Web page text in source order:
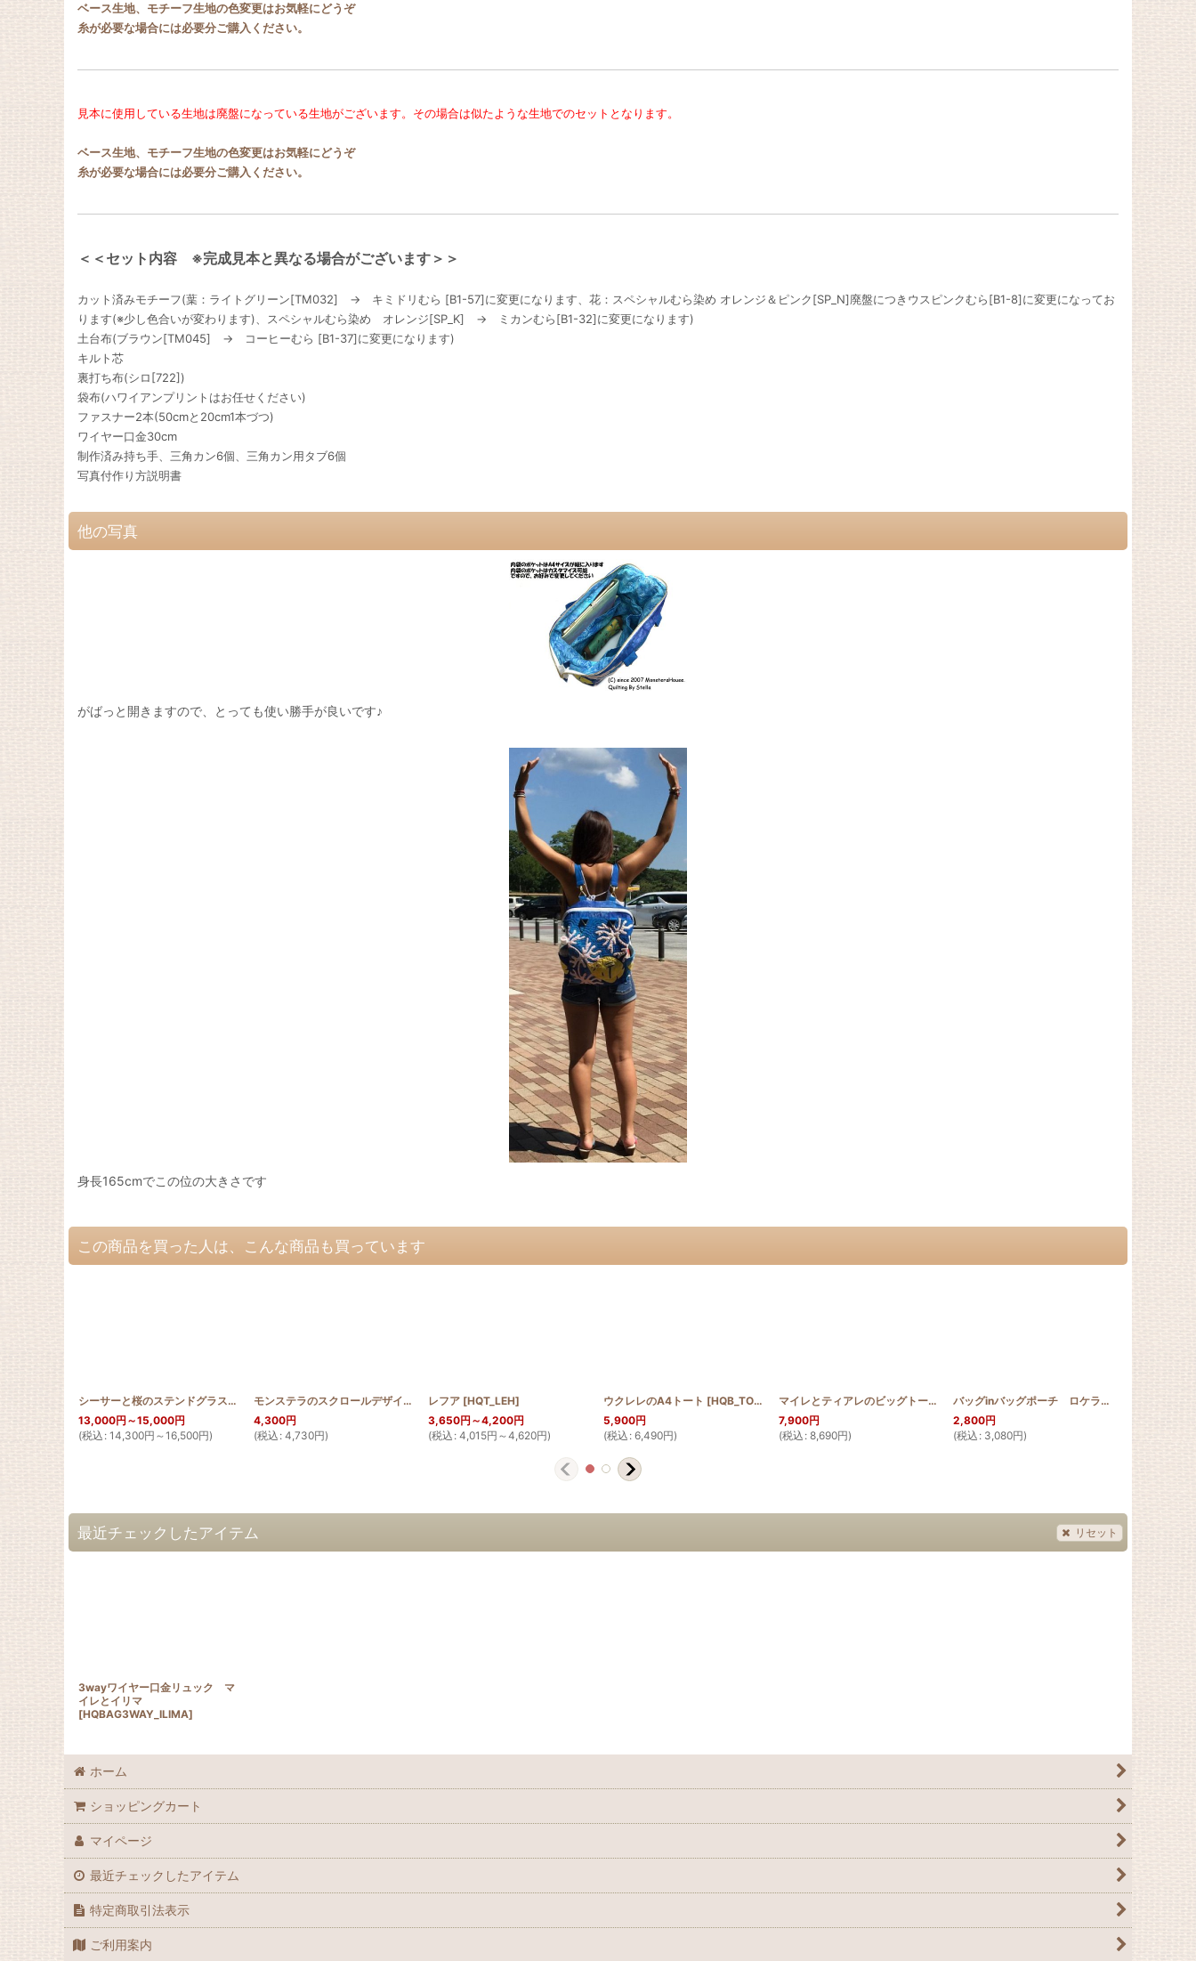
ベース生地、モチーフ生地の色変更はお気軽にどうぞ
糸が必要な場合には必要分ご購入ください。
見本に使用している生地は廃盤になっている生地がございます。その場合は似たような生地でのセットとなります。
ベース生地、モチーフ生地の色変更はお気軽にどうぞ
糸が必要な場合には必要分ご購入ください。
＜＜セット内容 ※完成見本と異なる場合がございます＞＞
カット済みモチーフ(葉：ライトグリーン[TM032] → キミドリむら [B1-57]に変更になります、花：スペシャルむら染め オレンジ＆ピンク[SP_N]廃盤につきウスピンクむら[B1-8]に変更になってお
ります(※少し色合いが変わります)、スペシャルむら染め オレンジ[SP_K] → ミカンむら[B1-32]に変更になります)
土台布(ブラウン[TM045] → コーヒーむら [B1-37]に変更になります)
キルト芯
裏打ち布(シロ[722])
袋布(ハワイアンプリントはお任せください)
ファスナー2本(50cmと20cm1本づつ)
ワイヤー口金30cm
制作済み持ち手、三角カン6個、三角カン用タブ6個
写真付作り方説明書
他の写真
がばっと開きますので、とっても使い勝手が良いです♪
身長165cmでこの位の大きさです
この商品を買った人は、こんな商品も買っています
シーサーと桜のステンドグラスキルトタペストリー70cm [SHISA_CHERRY70]
13,000円 ～15,000円
(税込 : 14,300円 ～16,500円)
モンステラのスクロールデザイン 長財布 [ HQWLT_MON_SCR
4,300円
(税込 : 4,730円)
レフア [HQT_LEH]
3,650円 ～4,200円
(税込 : 4,015円 ～4,620円)
ウクレレのA4トート [HQB_TOTE_UKU
]
5,900円
(税込 : 6,490円)
マイレとティアレのビッグトート HQB_BIG_TIA]
7,900円
(税込 : 8,690円)
バッグinバッグポーチ ロケラニ(ステンドグラスキルト)
2,800円
(税込 : 3,080円)
ヤシの木の
最近チェックしたアイテム リセット
3wayワイヤー口金リュック マ
イレとイリマ
[HQBAG3WAY_ILIMA]
ホーム
ショッピングカート
マイページ
最近チェックしたアイテム
特定商取引法表示
ご利用案内